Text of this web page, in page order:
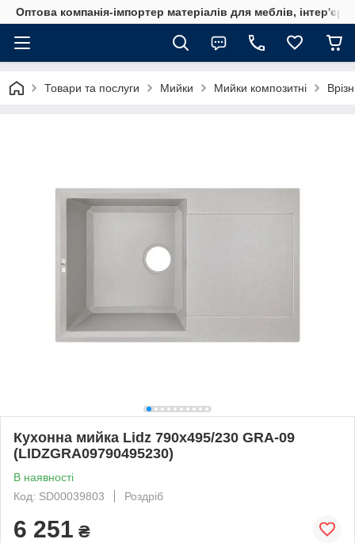
Оптова компанія-імпортер матеріалів для меблів, інтер'єру
Товари та послуги Мийки Мийки композитні
Кухонна мийка Lidz 790x495/230 GRA-09
(LIDZGRA09790495230)
В наявності
Код: SD00039803
Роздріб
6 251 ₴